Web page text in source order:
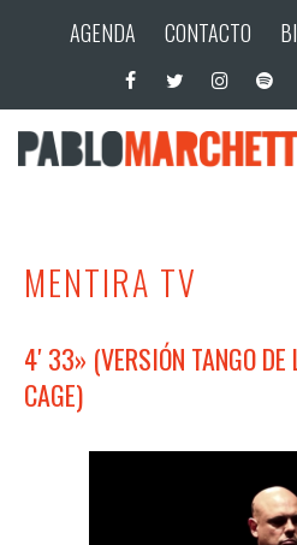
AGENDA CONTACTO
MENTIRA TV
4′ 33» (VERSIÓN TANGO DE
CAGE)